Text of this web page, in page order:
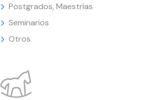
Postgrados, Maestrías
Seminarios
Otros